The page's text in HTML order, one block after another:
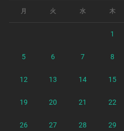
月 火 水 木
1
5 6 7 8
12 13 14 15
19 20 21 22
26 27 28 29